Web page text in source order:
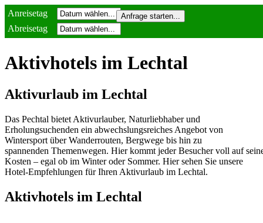
Anreisetag
Abreisetag
Aktivhotels im Lechtal
Aktivurlaub im Lechtal
Das Pechtal bietet Aktivurlauber, Naturliebhaber und
Erholungsuchenden ein abwechslungsreiches Angebot von
Wintersport über Wanderrouten, Bergwege bis hin zu
spannenden Themenwegen. Hier kommt jeder Besucher voll auf
Kosten – egal ob im Winter oder Sommer. Hier sehen Sie unsere
Hotel-Empfehlungen für Ihren Aktivurlaub im Lechtal.
Aktivhotels im Lechtal